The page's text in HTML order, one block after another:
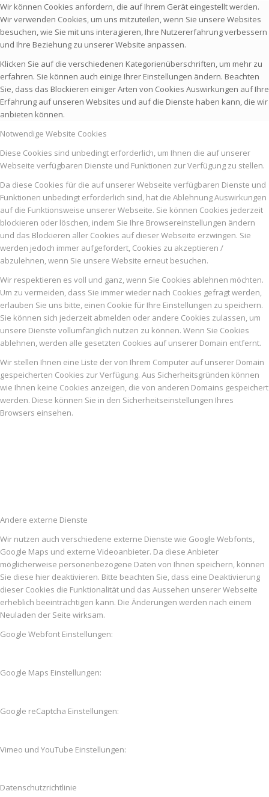
Wir können Cookies anfordern, die auf Ihrem Gerät eingestellt werden.
Wir verwenden Cookies, um uns mitzuteilen, wenn Sie unsere Websites
besuchen, wie Sie mit uns interagieren, Ihre Nutzererfahrung verbessern
und Ihre Beziehung zu unserer Website anpassen.
Klicken Sie auf die verschiedenen Kategorienüberschriften, um mehr zu
erfahren. Sie können auch einige Ihrer Einstellungen ändern. Beachten
Sie, dass das Blockieren einiger Arten von Cookies Auswirkungen auf Ihre
Erfahrung auf unseren Websites und auf die Dienste haben kann, die wir
anbieten können.
Notwendige Website Cookies
Diese Cookies sind unbedingt erforderlich, um Ihnen die auf unserer
Webseite verfügbaren Dienste und Funktionen zur Verfügung zu stellen.
Da diese Cookies für die auf unserer Webseite verfügbaren Dienste und
Funktionen unbedingt erforderlich sind, hat die Ablehnung Auswirkungen
auf die Funktionsweise unserer Webseite. Sie können Cookies jederzeit
blockieren oder löschen, indem Sie Ihre Browsereinstellungen ändern
und das Blockieren aller Cookies auf dieser Webseite erzwingen. Sie
werden jedoch immer aufgefordert, Cookies zu akzeptieren /
abzulehnen, wenn Sie unsere Website erneut besuchen.
Wir respektieren es voll und ganz, wenn Sie Cookies ablehnen möchten.
Um zu vermeiden, dass Sie immer wieder nach Cookies gefragt werden,
erlauben Sie uns bitte, einen Cookie für Ihre Einstellungen zu speichern.
Sie können sich jederzeit abmelden oder andere Cookies zulassen, um
unsere Dienste vollumfänglich nutzen zu können. Wenn Sie Cookies
ablehnen, werden alle gesetzten Cookies auf unserer Domain entfernt.
Wir stellen Ihnen eine Liste der von Ihrem Computer auf unserer Domain
gespeicherten Cookies zur Verfügung. Aus Sicherheitsgründen können
wie Ihnen keine Cookies anzeigen, die von anderen Domains gespeichert
werden. Diese können Sie in den Sicherheitseinstellungen Ihres
Browsers einsehen.
Andere externe Dienste
Wir nutzen auch verschiedene externe Dienste wie Google Webfonts,
Google Maps und externe Videoanbieter. Da diese Anbieter
möglicherweise personenbezogene Daten von Ihnen speichern, können
Sie diese hier deaktivieren. Bitte beachten Sie, dass eine Deaktivierung
dieser Cookies die Funktionalität und das Aussehen unserer Webseite
erheblich beeinträchtigen kann. Die Änderungen werden nach einem
Neuladen der Seite wirksam.
Google Webfont Einstellungen:
Google Maps Einstellungen:
Google reCaptcha Einstellungen:
Vimeo und YouTube Einstellungen:
Datenschutzrichtlinie